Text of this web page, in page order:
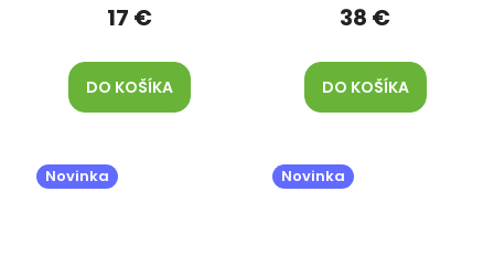
17 €
DO KOŠÍKA
38 €
DO KOŠÍKA
Novinka Novinka